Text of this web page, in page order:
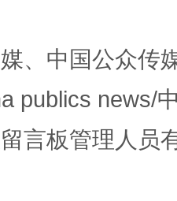
、中国公众传
publics news/
言板管理人员